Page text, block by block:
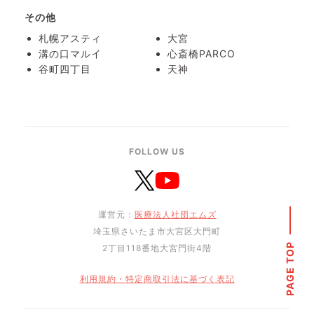
その他
札幌アスティ
大宮
溝の口マルイ
心斎橋PARCO
谷町四丁目
天神
FOLLOW US
運営元： 医療法人社団エムズ
埼玉県さいたま市大宮区大門町
2丁目118番地大宮門街4階
利用規約・特定商取引法に基づく表記 PAGE TOP